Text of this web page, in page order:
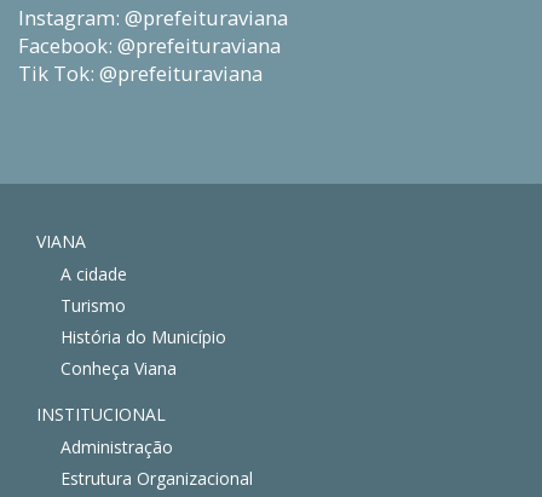
Instagram: @prefeituraviana
Facebook: @prefeituraviana
Tik Tok: @prefeituraviana
VIANA
A cidade
Turismo
História do Município
Conheça Viana
INSTITUCIONAL
Administração
Estrutura Organizacional